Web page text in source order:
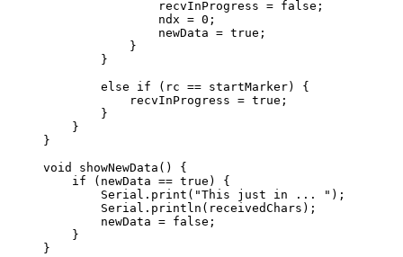
                recvInProgress
= false ;
                ndx
= 0 ;
                newData
= true ;
}
}
else
if ( rc == startMarker)
{
            recvInProgress
= true ;
}
}
}
void
showNewData ( )
{
if
( newData == true )
{
        Serial.
print ( "This just in ... " ) ;
        Serial.
println ( receivedChars ) ;
        newData
= false ;
}
}